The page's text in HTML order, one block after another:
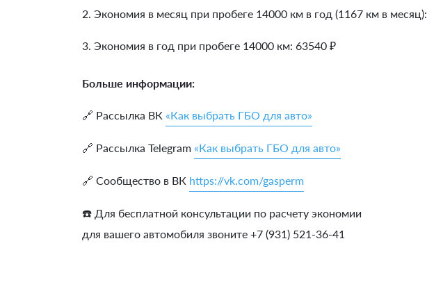
2. Экономия в месяц при пробеге 14000 км в год (1167 км в месяц):
3. Экономия в год при пробеге 14000 км: 63540 ₽
Больше информации:
🔗 Рассылка ВК «Как выбрать ГБО для авто»
🔗 Рассылка Telegram «Как выбрать ГБО для авто»
🔗 Сообщество в ВК https://vk.com/gasperm
☎️ Для бесплатной консультации по расчету экономии
для вашего автомобиля звоните +7 (931) 521-36-41